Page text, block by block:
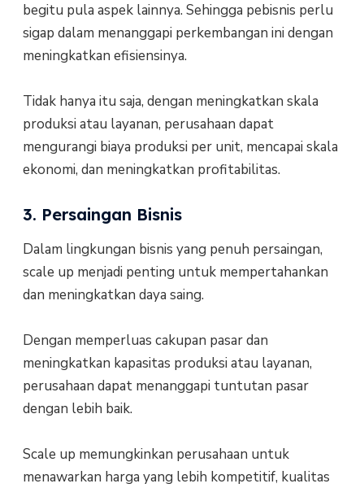
begitu pula aspek lainnya. Sehingga pebisnis perlu
sigap dalam menanggapi perkembangan ini dengan
meningkatkan efisiensinya.
Tidak hanya itu saja, dengan meningkatkan skala
produksi atau layanan, perusahaan dapat
mengurangi biaya produksi per unit, mencapai skala
ekonomi, dan meningkatkan profitabilitas.
3. Persaingan Bisnis
Dalam lingkungan bisnis yang penuh persaingan,
scale up menjadi penting untuk mempertahankan
dan meningkatkan daya saing.
Dengan memperluas cakupan pasar dan
meningkatkan kapasitas produksi atau layanan,
perusahaan dapat menanggapi tuntutan pasar
dengan lebih baik.
Scale up memungkinkan perusahaan untuk
menawarkan harga yang lebih kompetitif, kualitas